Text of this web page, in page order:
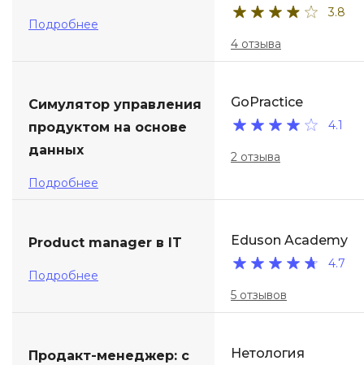
Подробнее
3.8
4 отзыва
Симулятор управления
продуктом на основе
данных
Подробнее
GoPractice
4.1
2 отзыва
Product manager в IT
Подробнее
Eduson Academy
4.7
5 отзывов
Продакт-менеджер: с
Нетология